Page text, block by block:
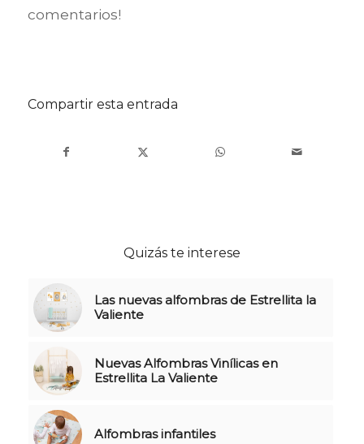
comentarios!
Compartir esta entrada
Quizás te interese
Las nuevas alfombras de Estrellita la
Valiente
Nuevas Alfombras Vinílicas en
Estrellita La Valiente
Alfombras infantiles